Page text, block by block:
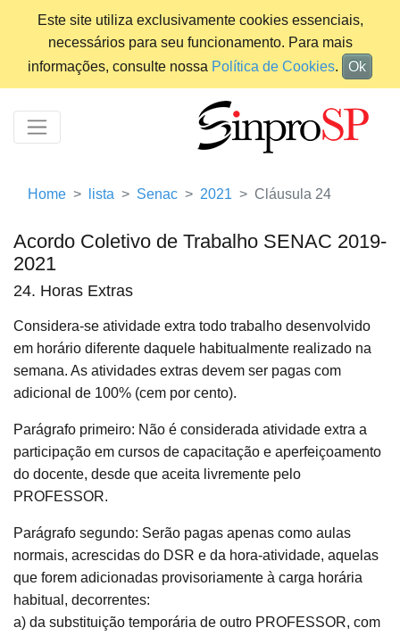
Este site utiliza exclusivamente cookies essenciais,
necessários para seu funcionamento. Para mais
informações, consulte nossa Política de Cookies. Ok
Home lista Senac 2021 Cláusula 24
Acordo Coletivo de Trabalho SENAC 2019-
2021
24. Horas Extras
Considera-se atividade extra todo trabalho desenvolvido
em horário diferente daquele habitualmente realizado na
semana. As atividades extras devem ser pagas com
adicional de 100% (cem por cento).
Parágrafo primeiro: Não é considerada atividade extra a
participação em cursos de capacitação e aperfeiçoamento
do docente, desde que aceita livremente pelo
PROFESSOR.
Parágrafo segundo: Serão pagas apenas como aulas
normais, acrescidas do DSR e da hora-atividade, aquelas
que forem adicionadas provisoriamente à carga horária
habitual, decorrentes:
a) da substituição temporária de outro PROFESSOR, com